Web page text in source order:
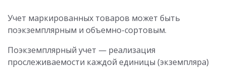
Учет маркированных товаров может быть
поэкземплярным и объемно-сортовым.
Поэкземплярный учет — реализация
прослеживаемости каждой единицы (экземпляра)